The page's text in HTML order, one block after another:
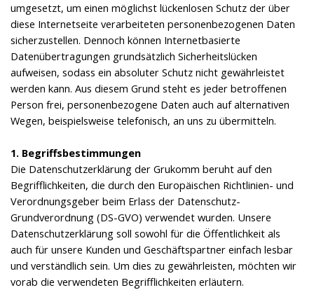
umgesetzt, um einen möglichst lückenlosen Schutz der über
diese Internetseite verarbeiteten personenbezogenen Daten
sicherzustellen. Dennoch können Internetbasierte
Datenübertragungen grundsätzlich Sicherheitslücken
aufweisen, sodass ein absoluter Schutz nicht gewährleistet
werden kann. Aus diesem Grund steht es jeder betroffenen
Person frei, personenbezogene Daten auch auf alternativen
Wegen, beispielsweise telefonisch, an uns zu übermitteln.
1. Begriffsbestimmungen
Die Datenschutzerklärung der Grukomm beruht auf den
Begrifflichkeiten, die durch den Europäischen Richtlinien- und
Verordnungsgeber beim Erlass der Datenschutz-
Grundverordnung (DS-GVO) verwendet wurden. Unsere
Datenschutzerklärung soll sowohl für die Öffentlichkeit als
auch für unsere Kunden und Geschäftspartner einfach lesbar
und verständlich sein. Um dies zu gewährleisten, möchten wir
vorab die verwendeten Begrifflichkeiten erläutern.